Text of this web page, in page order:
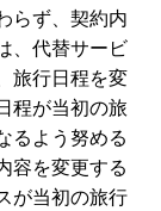
らず、契約内
、代替サービ
旅行日程を変
程が当初の旅
るよう努める
容を変更する
が当初の旅行